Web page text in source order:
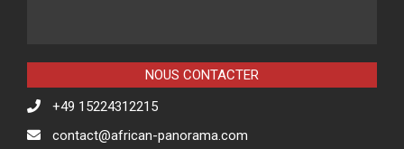
NOUS CONTACTER
+49 15224312215
contact@african-panorama.com